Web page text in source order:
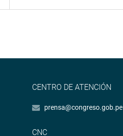
CENTRO DE ATENCIÓN
prensa@congreso.gob.pe
CNC